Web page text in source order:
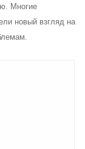
Многие
новый взгляд на